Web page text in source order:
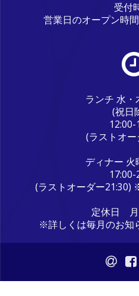
受付
営業日のオープン時
ランチ 水・
(祝日
12:00-
(ラストオ
ディナー 火
17:00-
(ラストオーダー21:30)
定休日 月
※詳しくは毎月のお知